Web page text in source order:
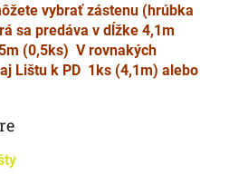
vybrať zástenu (hrúbka
sa predáva v dĺžke 4,1m
(0,5ks) V rovnakých
Lištu k PD 1ks (4,1m) alebo